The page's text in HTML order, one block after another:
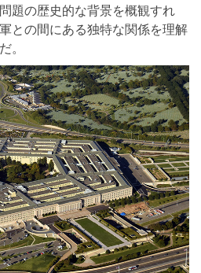
題の歴史的な背景を概観すれ
との間にある独特な関係を理解
。